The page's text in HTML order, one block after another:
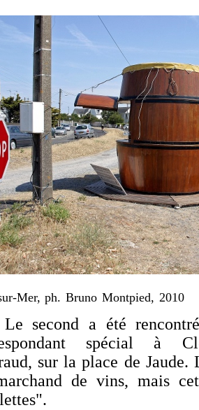
Mer, ph. Bruno Montpied, 2010
Le second a été
spécial à
sur la place de
de vins, mais